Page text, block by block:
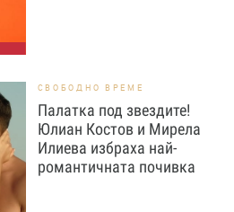
СВОБОДНО ВРЕМЕ
Палатка под звездите!
Юлиан Костов и Мирела
Илиева избраха най-
романтичната почивка